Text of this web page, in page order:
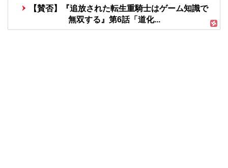
【賛否】『追放された転生重騎士はゲーム知識で
無双する』第6話「道化...